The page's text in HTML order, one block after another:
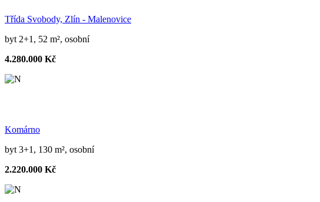
Třída Svobody, Zlín - Malenovice
byt 2+1, 52 m², osobní
4.280.000 Kč
Komárno
byt 3+1, 130 m², osobní
2.220.000 Kč